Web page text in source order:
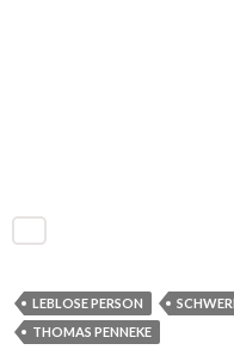
LEBLOSE PERSON
THOMAS PENNEKE